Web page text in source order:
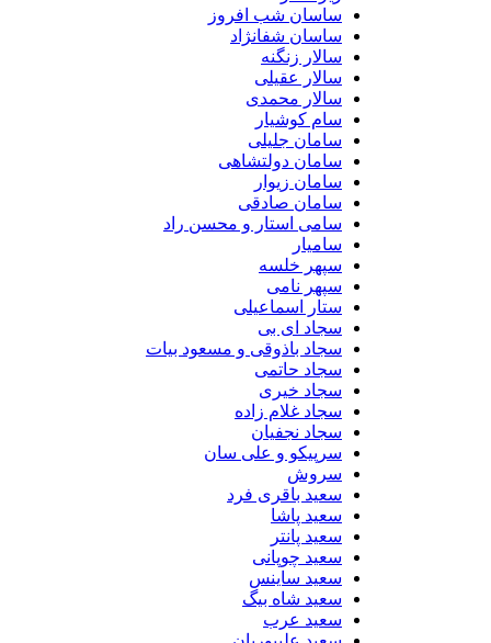
ساسان شب افروز
ساسان شفانژاد
سالار زنگنه
سالار عقیلی
سالار محمدی
سام کوشیار
سامان جلیلی
سامان دولتشاهی
سامان زیوار
سامان صادقی
سامی استار و محسن راد
سامیار
سپهر خلسه
سپهر نامی
ستار اسماعیلی
سجاد ای بی
سجاد باذوقی و مسعود بیات
سجاد حاتمی
سجاد خیری
سجاد غلام زاده
سجاد نجفیان
سرپیکو و علی سان
سروش
سعید باقری فرد
سعید پاشا
سعید پانتر
سعید چوپانی
سعید ساینس
سعید شاه بیگ
سعید عرب